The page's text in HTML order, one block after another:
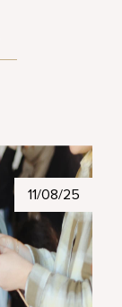
11/08/25